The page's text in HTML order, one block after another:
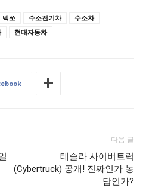
넥쏘 수소전기차
수소차
현대자동차
다음 글
테슬라 사이버트럭
(Cybertruck) 공개! 진짜인가 농
담인가?